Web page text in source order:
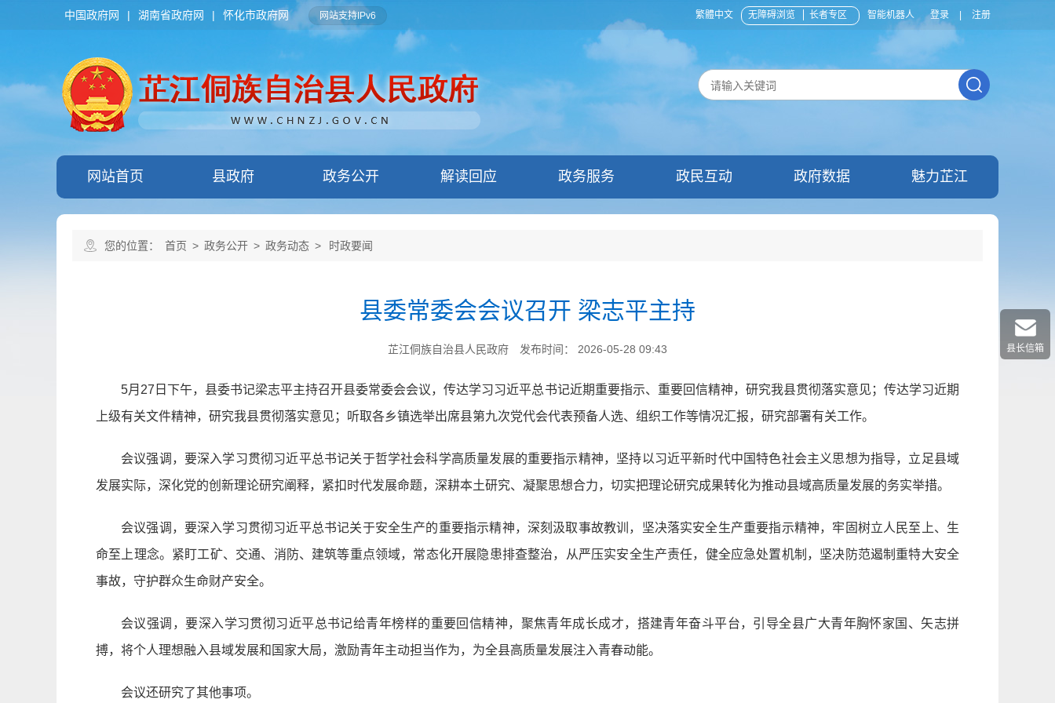
繁體中文 无障碍浏览 长者专区 智能机器人 登录 注册
中国政府网 | 湖南省政府网 | 怀化市政府网 网站支持IPv6
网站首页 县政府 政务公开 解读回应 政务服务 政民互动 政府数据 魅力芷江
您的位置： 首页 > 政务公开 > 政务动态 > 时政要闻
县委常委会会议召开 梁志平主持
芷江侗族自治县人民政府 发布时间： 2026-05-28 09:43
5月27日下午，县委书记梁志平主持召开县委常委会会议，传达学习习近平总书记近期重要指示、重要回信精神，研究我县贯彻落实意见；传达学习近期
上级有关文件精神，研究我县贯彻落实意见；听取各乡镇选举出席县第九次党代会代表预备人选、组织工作等情况汇报，研究部署有关工作。
会议强调，要深入学习贯彻习近平总书记关于哲学社会科学高质量发展的重要指示精神，坚持以习近平新时代中国特色社会主义思想为指导，立足县域
发展实际，深化党的创新理论研究阐释，紧扣时代发展命题，深耕本土研究、凝聚思想合力，切实把理论研究成果转化为推动县域高质量发展的务实举措。
会议强调，要深入学习贯彻习近平总书记关于安全生产的重要指示精神，深刻汲取事故教训，坚决落实安全生产重要指示精神，牢固树立人民至上、生
命至上理念。紧盯工矿、交通、消防、建筑等重点领域，常态化开展隐患排查整治，从严压实安全生产责任，健全应急处置机制，坚决防范遏制重特大安全
事故，守护群众生命财产安全。
会议强调，要深入学习贯彻习近平总书记给青年榜样的重要回信精神，聚焦青年成长成才，搭建青年奋斗平台，引导全县广大青年胸怀家国、矢志拼
搏，将个人理想融入县域发展和国家大局，激励青年主动担当作为，为全县高质量发展注入青春动能。
会议还研究了其他事项。
县长信箱